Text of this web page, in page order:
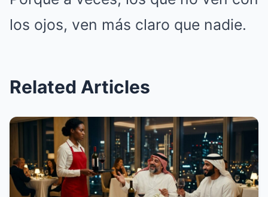
los ojos, ven más claro que nadie.
Related Articles